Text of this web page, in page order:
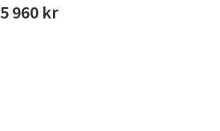
5 960 kr